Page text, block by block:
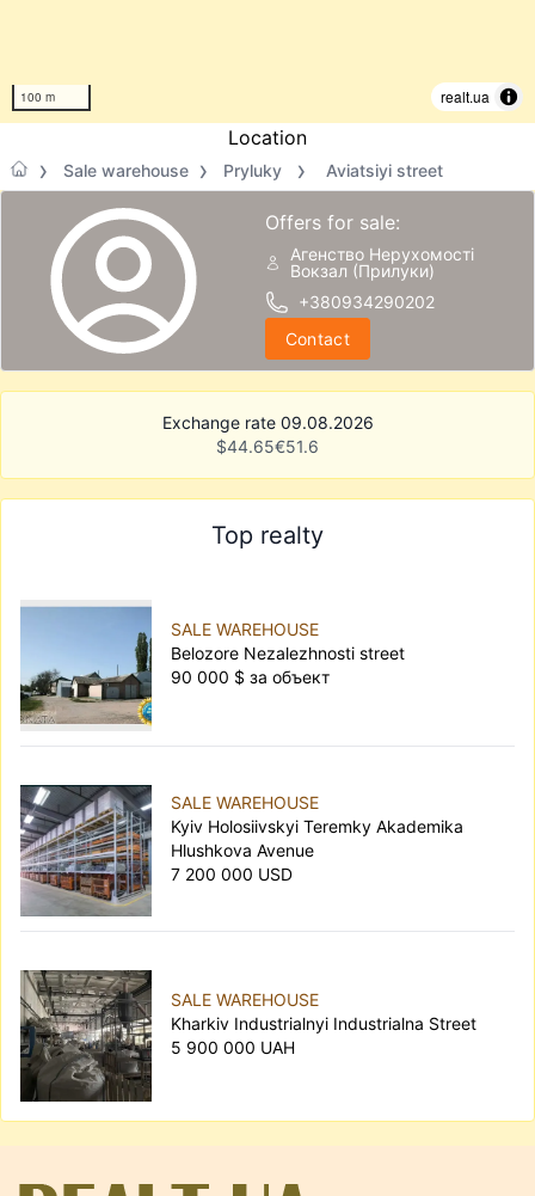
100 m realt.ua
Location
Sale warehouse Pryluky Aviatsiyi street
Offers for sale:
Агенство Нерухомості
Вокзал (Прилуки)
+380934290202
Contact
Exchange rate 09.08.2026
$44.65€51.6
Top realty
SALE WAREHOUSE
Belozore Nezalezhnosti street
90 000 $ за объект
SALE WAREHOUSE
Kyiv Holosiivskyi Teremky Akademika
Hlushkova Avenue
7 200 000 USD
SALE WAREHOUSE
Kharkiv Industrialnyi Industrialna Street
5 900 000 UAH